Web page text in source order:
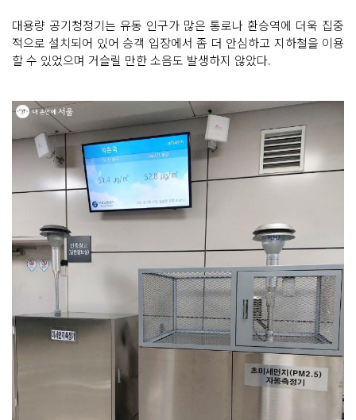
대용량 공기청정기는 유동 인구가 많은 통로나 환승역에 더욱 집중
적으로 설치되어 있어 승객 입장에서 좀 더 안심하고 지하철을 이용
할 수 있었으며 거슬릴 만한 소음도 발생하지 않았다.